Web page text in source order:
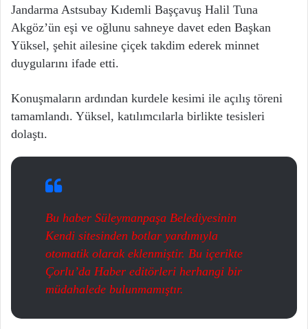
Jandarma Astsubay Kıdemli Başçavuş Halil Tuna
Akgöz’ün eşi ve oğlunu sahneye davet eden Başkan
Yüksel, şehit ailesine çiçek takdim ederek minnet
duygularını ifade etti.
Konuşmaların ardından kurdele kesimi ile açılış töreni
tamamlandı. Yüksel, katılımcılarla birlikte tesisleri
dolaştı.
Bu haber Süleymanpaşa Belediyesinin
Kendi sitesinden botlar yardımıyla
otomatik olarak eklenmiştir. Bu içerikte
Çorlu’da Haber editörleri herhangi bir
müdahalede bulunmamıştır.